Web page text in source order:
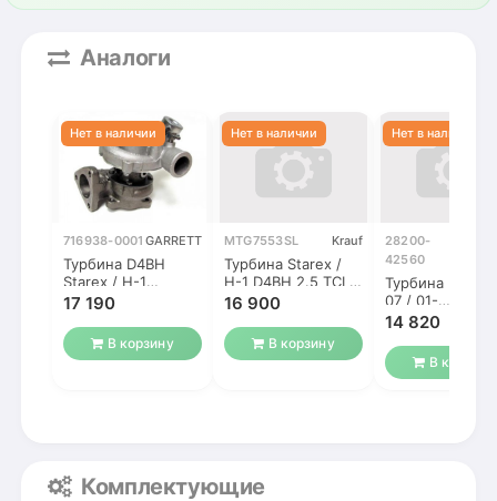
Аналоги
716938-0001 GARRETT
Турбина D4BH
Starex / H-1
(Старекс) 2.5 TCI
17 190
В корзину
MTG7553SL Krauf
Турбина Starex /
H-1 D4BH 2.5 TCI с
2001г. (Старекс /
16 900
В корзину
28200-
42560
Турбина Н1
07 / 01-
14 820
В корзину
Комплектующие